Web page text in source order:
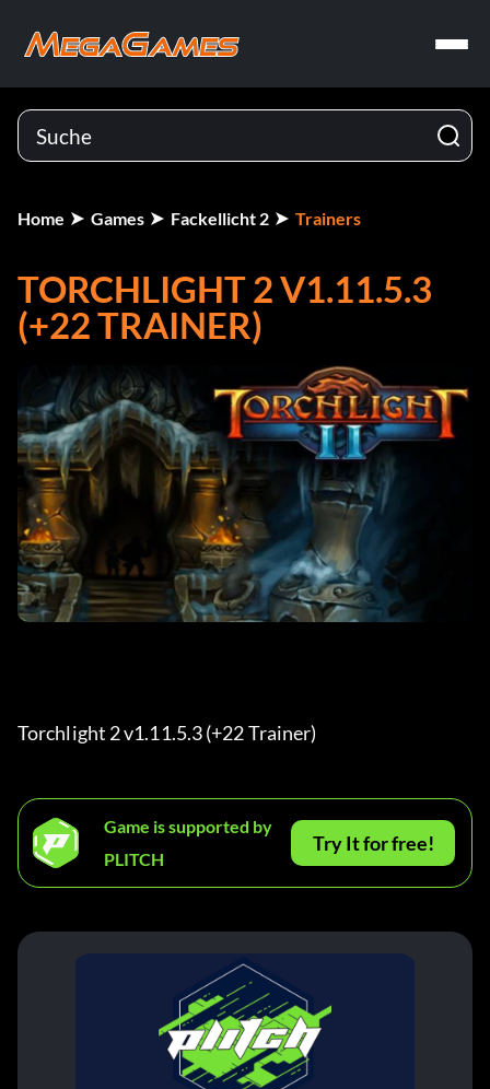
Home Games Fackellicht 2 Trainers
TORCHLIGHT 2 V1.11.5.3
(+22 TRAINER)
Torchlight 2 v1.11.5.3 (+22 Trainer)
Game is supported by
PLITCH
Try It for free!